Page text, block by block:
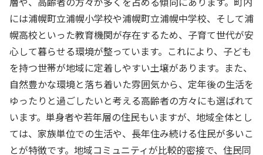
には浦幌町立浦幌小学校や浦幌町立浦幌中学校、そして浦
幌高校といった教育機関が存在するため、子育て世代が安
心して暮らせる環境が整っています。これにより、子ども
を持つ世帯が地域に定着しやすい土壌があります。また、
自然豊かな環境と落ち着いた雰囲気から、定年後の生活を
ゆったりと過ごしたいと考える高齢者の方々にも選ばれて
います。単身者や若年層の住民もいますが、地域全体とし
ては、家族単位での生活や、長年住み続ける住民が多いこ
とが特徴です。地域コミュニティが比較的密接で、住民同